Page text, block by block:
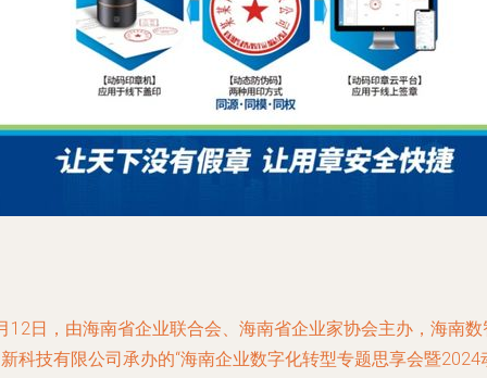
12日，由海南省企业联合会、海南省企业家协会主办，海南数
科技有限公司承办的“海南企业数字化转型专题思享会暨2024